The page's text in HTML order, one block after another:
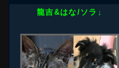
龍吉&はな/ソラ↓